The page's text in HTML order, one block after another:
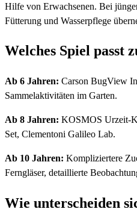
Hilfe von Erwachsenen. Bei
Fütterung und Wasserpflege
Welches Spiel passt
Ab 6 Jahren: Carson BugView
Sammelaktivitäten im Garten.
Ab 8 Jahren: KOSMOS Urzeit-
Set, Clementoni Galileo Lab.
Ab 10 Jahren: Kompliziertere
Ferngläser, detaillierte
Wie unterscheiden